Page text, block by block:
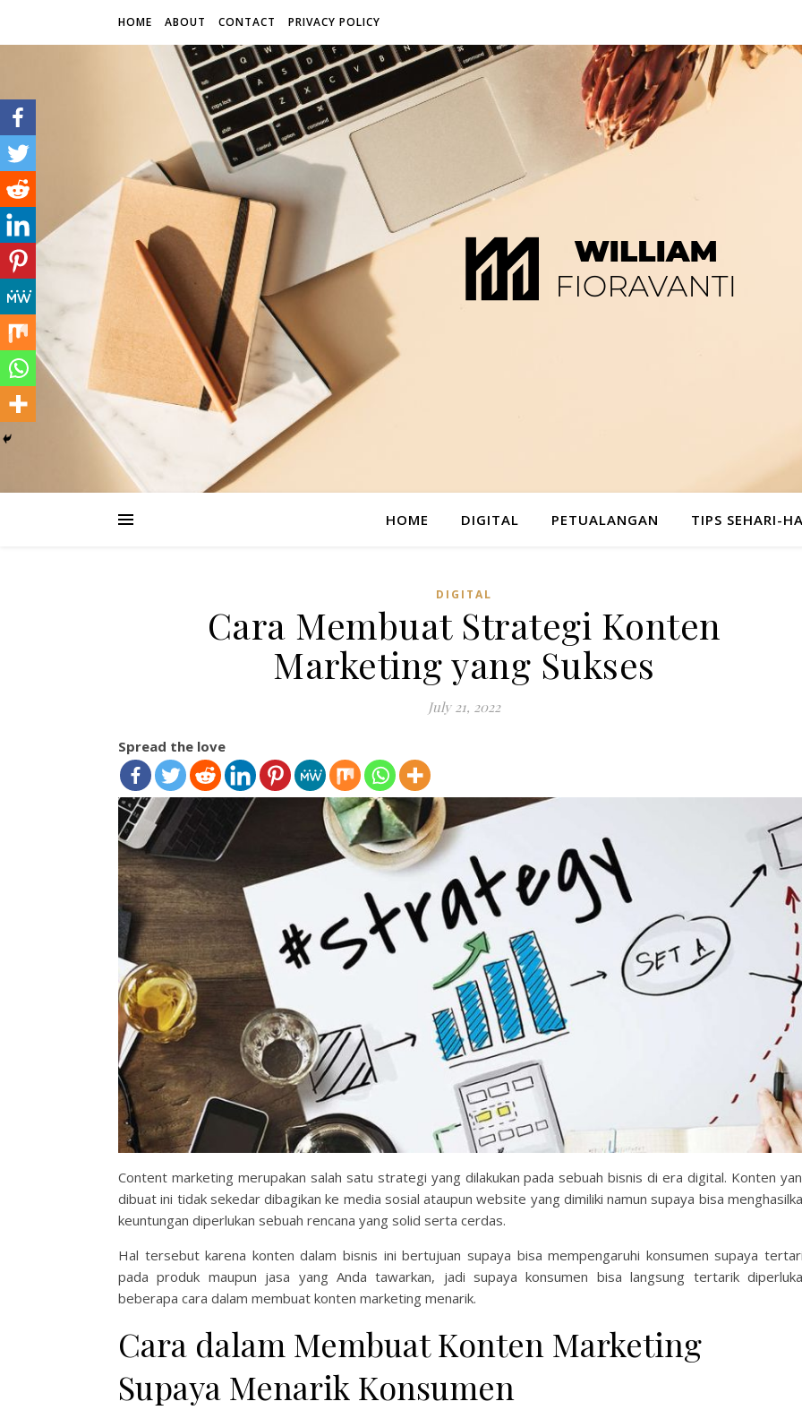
HOME ABOUT CONTACT PRIVACY POLICY
HOME DIGITAL PETUALANGAN TIPS SEHARI-
DIGITAL
Cara Membuat Strategi Konten
Marketing yang Sukses
July 21, 2022
Spread the love
Content marketing merupakan salah satu strategi yang dilakukan pada sebuah bisnis di era digital. Konten
dibuat ini tidak sekedar dibagikan ke media sosial ataupun website yang dimiliki namun supaya bisa
keuntungan diperlukan sebuah rencana yang solid serta cerdas.
Hal tersebut karena konten dalam bisnis ini bertujuan supaya bisa mempengaruhi konsumen supaya
pada produk maupun jasa yang Anda tawarkan, jadi supaya konsumen bisa langsung tertarik
beberapa cara dalam membuat konten marketing menarik.
Cara dalam Membuat Konten Marketing
Supaya Menarik Konsumen